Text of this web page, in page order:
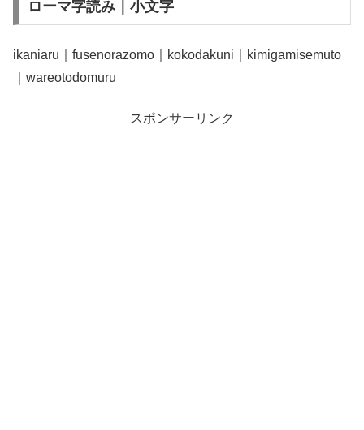
ローマ字読み｜小文字
ikaniaru｜fusenorazomo｜kokodakuni｜kimigamisemuto
｜wareotodomuru
スポンサーリンク